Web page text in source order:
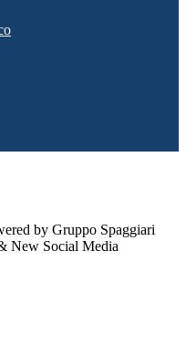
by Gruppo Spaggiari
New Social Media